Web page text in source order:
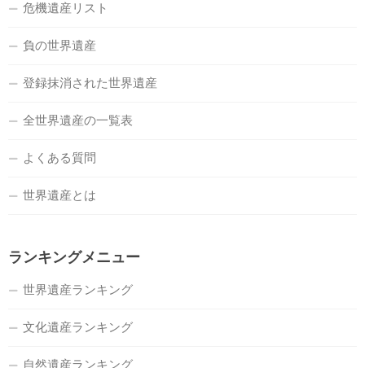
危機遺産リスト
負の世界遺産
登録抹消された世界遺産
全世界遺産の一覧表
よくある質問
世界遺産とは
ランキングメニュー
世界遺産ランキング
文化遺産ランキング
自然遺産ランキング